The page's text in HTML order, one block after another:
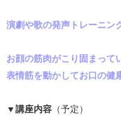
演劇や歌の発声トレーニン
お顔の筋肉がこり固まって
表情筋を動かしてお口の健
▼講座内容（予定）